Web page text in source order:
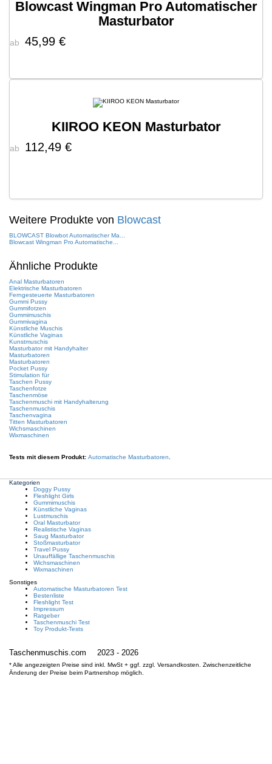
Blowcast Wingman Pro Automatischer
Masturbator
ab 45,99 €
KIIROO KEON Masturbator
ab 112,49 €
Weitere Produkte von Blowcast
BLOWCAST Blowbot Automatischer Ma...
Blowcast Wingman Pro Automatische...
Ähnliche Produkte
Anal Masturbatoren
Elektrische Masturbatoren
Ferngesteuerte Masturbatoren
Gummi Pussy
Gummifotzen
Gummimuschis
Gummivagina
Künstliche Muschis
Künstliche Vaginas
Kunstmuschis
Masturbator mit Handyhalter
Masturbatoren
Masturbatoren
Pocket Pussy
Stimulation für
Taschen Pussy
Taschenfotze
Taschenmöse
Taschenmuschi mit Handyhalterung
Taschenmuschis
Taschenvagina
Titten Masturbatoren
Wichsmaschinen
Wixmaschinen
Tests mit diesem Produkt: Automatische Masturbatoren
Kategorien
Doggy Pussy
Fleshlight Girls
Gummimuschis
Künstliche Vaginas
Lustmuschis
Oral Masturbator
Realistische Vaginas
Saug Masturbator
Stoßmasturbator
Travel Pussy
Unauffällige Taschenmuschis
Wichsmaschinen
Wixmaschinen
Sonstiges
Automatische Masturbatoren Test
Bestenliste
Fleshlight Test
Impressum
Ratgeber
Taschenmuschi Test
Toy Produkt-Tests
Taschenmuschis.com 2023 - 2026
* Alle angezeigten Preise sind inkl. MwSt + ggf. zzgl. Versandkosten. Zwischenzeitliche
Änderung der Preise beim Partnershop möglich.